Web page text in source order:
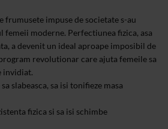
frumusete impuse de societate s-au
moderne. Perfectiunea fizica, asa
a devenit un ideal aproape imposibil de
revolutionar care ajuta femeile sa
invidiat.
slabeasca, sa isi tonifieze masa
fizica si sa isi schimbe